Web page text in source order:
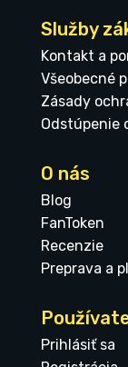
Služby
Kontakt a
Všeobecné
Zásady
Odstúpenie
O nás
Blog
FanToken
Recenzie
Preprava a
Prihlásiť sa